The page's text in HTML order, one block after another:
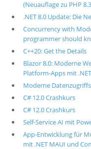
(Neuauflage zu PHP
.NET 8.0 Update: Die
Concurrency with
programmer should
C++20: Get the Details
Blazor 8.0: Moderne
Platform-Apps mit
Moderne
C# 12.0 Crashkurs
C# 12.0 Crashkurs
Self-Service AI mit
App-Entwicklung für
mit .NET MAUI und